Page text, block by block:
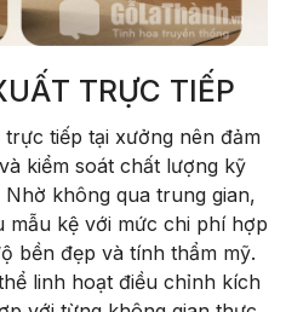
TRỰC TIẾP
tiếp tại xưởng nên đảm
kiểm soát chất lượng kỹ
không qua trung gian,
mẫu kệ với mức chi phí hợp
bền đẹp và tính thẩm mỹ.
linh hoạt điều chỉnh kích